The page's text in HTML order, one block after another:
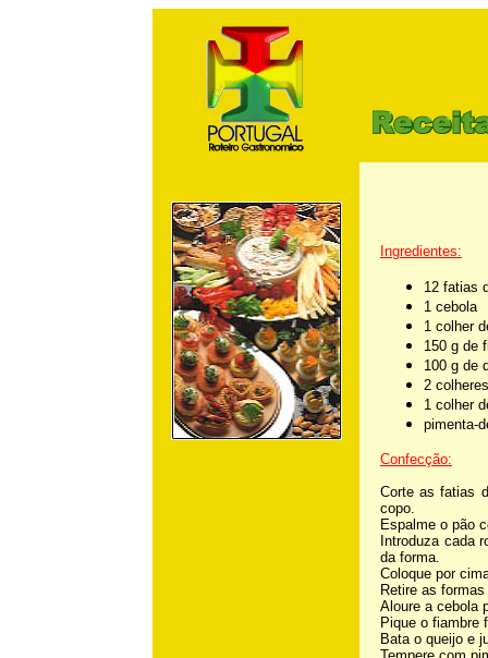
Ingredientes:
12 fatias
1 cebola
1 colher
150 g de
100 g de
2
1 colher
pimenta-
Confecção:
Corte as fatias
copo.
Espalme o pão
Introduza cada
da forma.
Coloque por
Retire as
Aloure a cebola
Pique o fiambre
Bata o queijo e